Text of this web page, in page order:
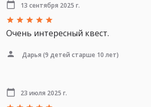
13 сентября 2025 г.
Очень интересный квест.
Дарья (9 детей старше 10 лет)
23 июля 2025 г.